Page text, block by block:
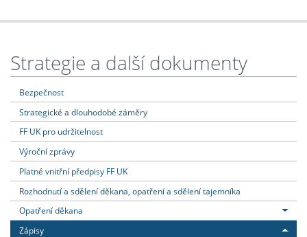
Strategie a další dokumenty
Bezpečnost
Strategické a dlouhodobé záměry
FF UK pro udržitelnost
Výroční zprávy
Platné vnitřní předpisy FF UK
Rozhodnutí a sdělení děkana, opatření a sdělení tajemníka
Opatření děkana
Zápisy